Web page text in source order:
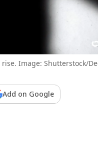
Image: Shutterstock/
Add on Google